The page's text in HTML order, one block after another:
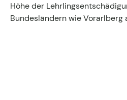
Höhe der
Bundesländern wie Vorarlberg